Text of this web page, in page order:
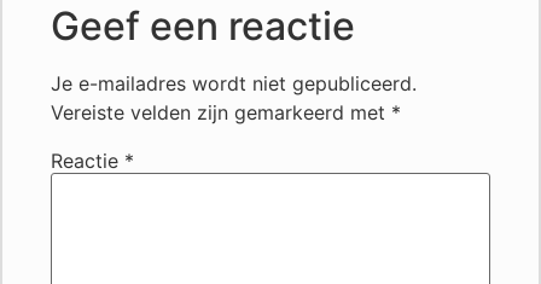
Geef een reactie
Je e-mailadres wordt niet gepubliceerd.
Vereiste velden zijn gemarkeerd met *
Reactie *